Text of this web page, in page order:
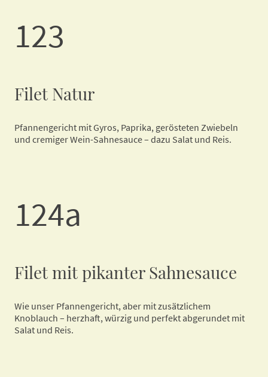
123
Filet Natur
Pfannengericht mit Gyros, Paprika, gerösteten Zwiebeln
und cremiger Wein-Sahnesauce – dazu Salat und Reis.
124a
Filet mit pikanter Sahnesauce
Wie unser Pfannengericht, aber mit zusätzlichem
Knoblauch – herzhaft, würzig und perfekt abgerundet mit
Salat und Reis.